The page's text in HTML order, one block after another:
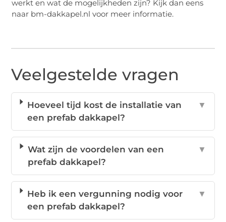
werkt en wat de mogelijkheden zijn? Kijk dan eens
naar bm-dakkapel.nl voor meer informatie.
Veelgestelde vragen
Hoeveel tijd kost de installatie van
een prefab dakkapel?
▼
Wat zijn de voordelen van een
prefab dakkapel?
▼
Heb ik een vergunning nodig voor
een prefab dakkapel?
▼